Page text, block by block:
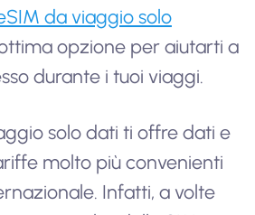
da viaggio solo
opzione per aiutarti a
durante i tuoi viaggi.
solo dati ti offre dati e
molto più convenienti
Infatti, a volte